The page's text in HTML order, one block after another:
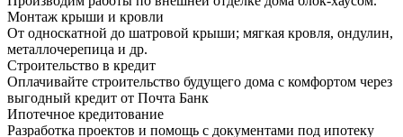
Монтаж крыши и кровли
От односкатной до шатровой крыши; мягкая кровля, ондулин,
металлочерепица и др.
Строительство в кредит
Оплачивайте строительство будущего дома с комфортом через
выгодный кредит от Почта Банк
Ипотечное кредитование
Разработка проектов и помощь с документами под ипотеку